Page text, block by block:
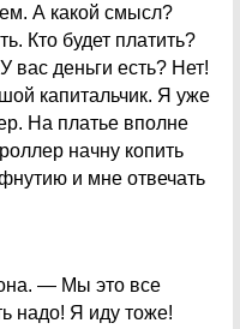
А какой смысл?
Кто будет платить?
вас деньги есть? Нет!
капитальчик. Я уже
На платье вполне
начну копить
и мне отвечать
— Мы это все
надо! Я иду тоже!